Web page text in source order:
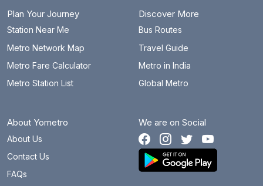
Plan Your Journey
Station Near Me
Metro Network Map
Metro Fare Calculator
Metro Station List
Discover More
Bus Routes
Travel Guide
Metro in India
Global Metro
About Yometro
About Us
Contact Us
FAQs
We are on Social